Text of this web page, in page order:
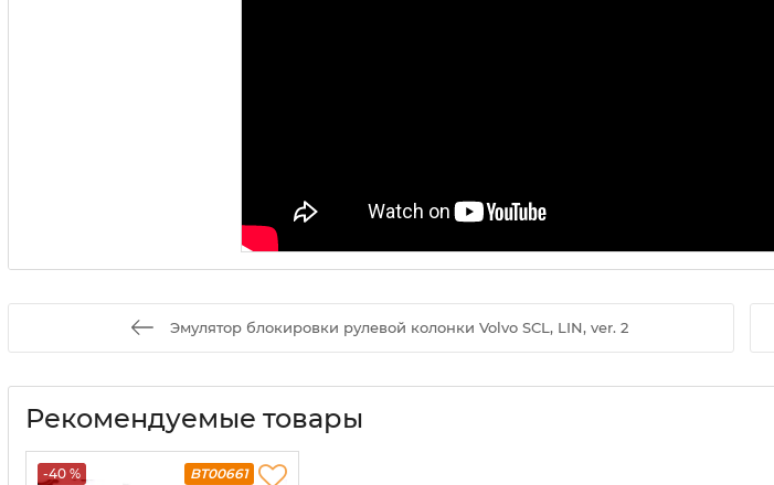
Эмулятор блокировки рулевой колонки Volvo SCL, LIN, ver. 2
Рекомендуемые товары
-40 % BT00661